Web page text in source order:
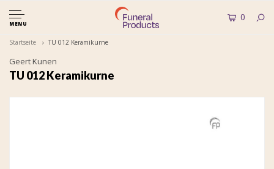
MENU
0
Startseite TU 012 Keramikurne
Geert Kunen
TU 012 Keramikurne